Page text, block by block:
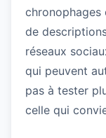
de
réseaux
qui peuvent
pas à tester
celle qui